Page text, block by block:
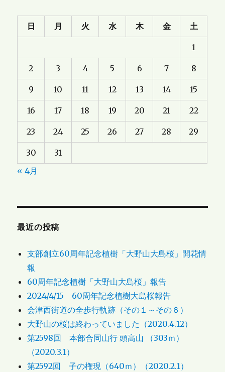
日 月 火 水 木 金 土
1
2 3 4 5 6 7 8
9 10 11 12 13 14 15
16 17 18 19 20 21 22
23 24 25 26 27 28 29
30
31
« 4月
最近の投稿
支部創立60周年記念植樹「大野山大島桜」開花情
報
60周年記念植樹「大野山大島桜」報告
2024/4/15 60周年記念植樹大島桜報告
会津西街道の全歩行軌跡（その１～その６）
大野山の桜は終わっていました（2020.4.12）
第2598回 本部合同山行 頭高山 （303ｍ）
（2020.3.1）
第2592回 子の権現（640ｍ）（2020.2.1）